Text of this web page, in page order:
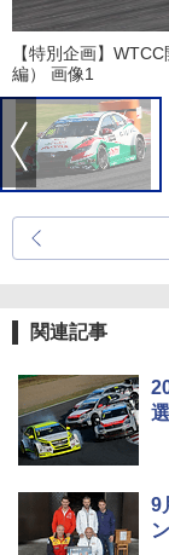
【特別企画】
編） 画像1
関連記事
9